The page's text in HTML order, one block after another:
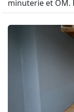
minuterie et OM.